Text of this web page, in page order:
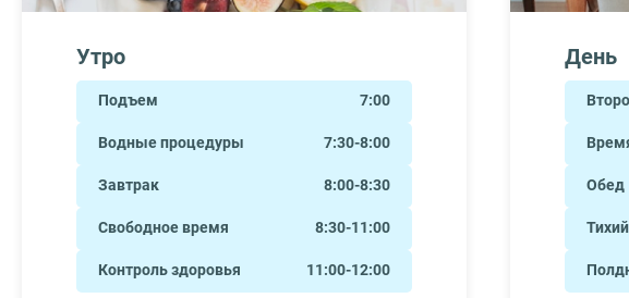
Утро
Подъем 7:00
Водные процедуры 7:30-8:00
Завтрак 8:00-8:30
Свободное время 8:30-11:00
Контроль здоровья 11:00-12:00
День
Обед